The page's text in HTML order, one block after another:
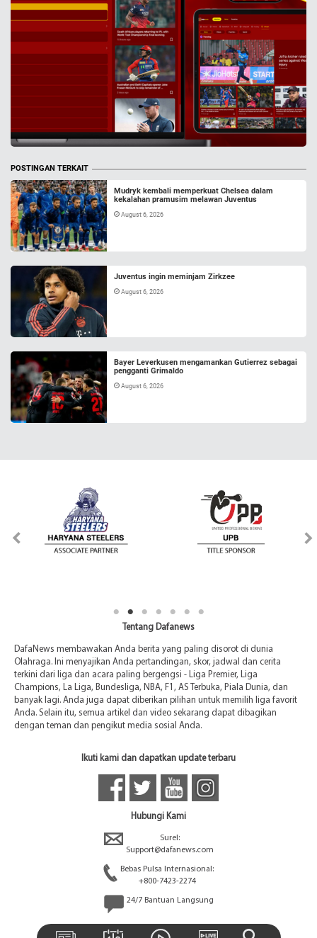
POSTINGAN TERKAIT
Mudryk kembali memperkuat Chelsea dalam
kekalahan pramusim melawan Juventus
August 6, 2026
Juventus ingin meminjam Zirkzee
August 6, 2026
Bayer Leverkusen mengamankan Gutierrez sebagai
pengganti Grimaldo
August 6, 2026
Tentang Dafanews
DafaNews membawakan Anda berita yang paling disorot di dunia
Olahraga. Ini menyajikan Anda pertandingan, skor, jadwal dan cerita
terkini dari liga dan acara paling bergengsi - Liga Premier, Liga
Champions, La Liga, Bundesliga, NBA, F1, AS Terbuka, Piala Dunia, dan
banyak lagi. Anda juga dapat diberikan pilihan untuk memilih liga favorit
Anda. Selain itu, semua artikel dan video sekarang dapat dibagikan
dengan teman dan pengikut media sosial Anda.
Ikuti kami dan dapatkan update terbaru
Hubungi Kami
Surel:
Support@dafanews.com
Bebas Pulsa Internasional:
+800-7423-2274
24/7 Bantuan Langsung